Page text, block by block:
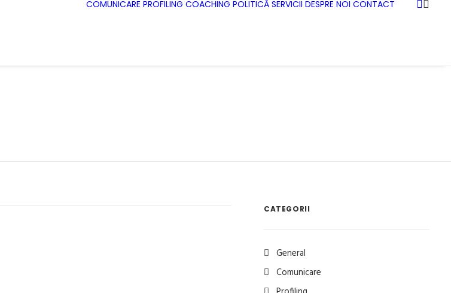
COMUNICARE PROFILING COACHING POLITICĂ SERVICII DESPRE NOI CONTACT
CATEGORII
General
Comunicare